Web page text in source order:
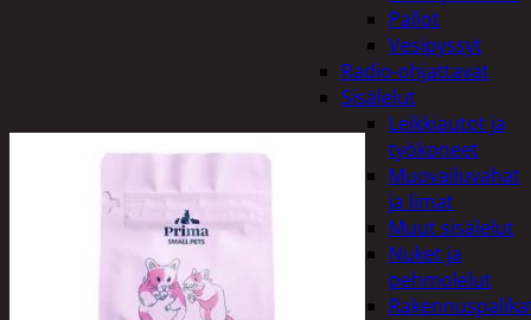
Pallot
Vesipyssyt
Radio-ohjattavat
Sisälelut
Leikkiautot ja
työkoneet
Muovailuvahat
ja limat
Muut sisälelut
Nuket ja
pehmolelut